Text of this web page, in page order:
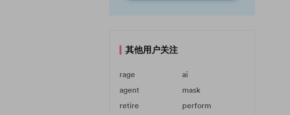
其他用户关注
rage
ai
agent
mask
retire
perform